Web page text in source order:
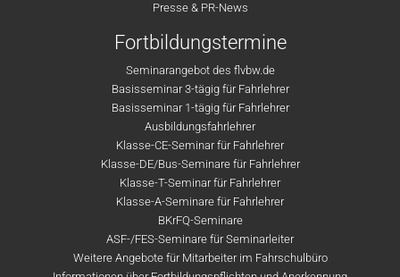
Presse & PR-News
Fortbildungstermine
Seminarangebot des flvbw.de
Basisseminar 3-tägig für Fahrlehrer
Basisseminar 1-tägig für Fahrlehrer
Ausbildungsfahrlehrer
Klasse-CE-Seminar für Fahrlehrer
Klasse-DE/Bus-Seminare für Fahrlehrer
Klasse-T-Seminar für Fahrlehrer
Klasse-A-Seminare für Fahrlehrer
BKrFQ-Seminare
ASF-/FES-Seminare für Seminarleiter
Weitere Angebote für Mitarbeiter im Fahrschulbüro